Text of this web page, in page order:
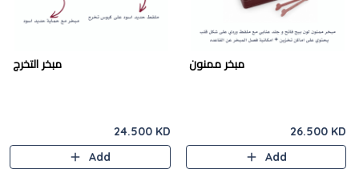
مبخر التخرج
24.500 KD
Add
مبخر ممنون
26.500 KD
Add